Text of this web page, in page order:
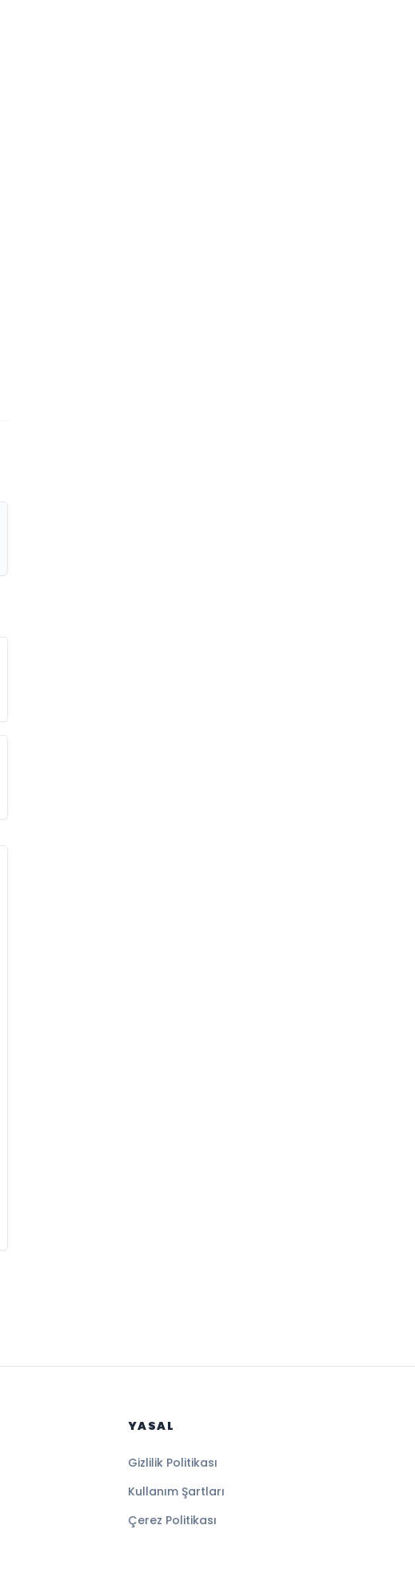
YASAL
Gizlilik Politikası
Kullanım Şartları
Çerez Politikası